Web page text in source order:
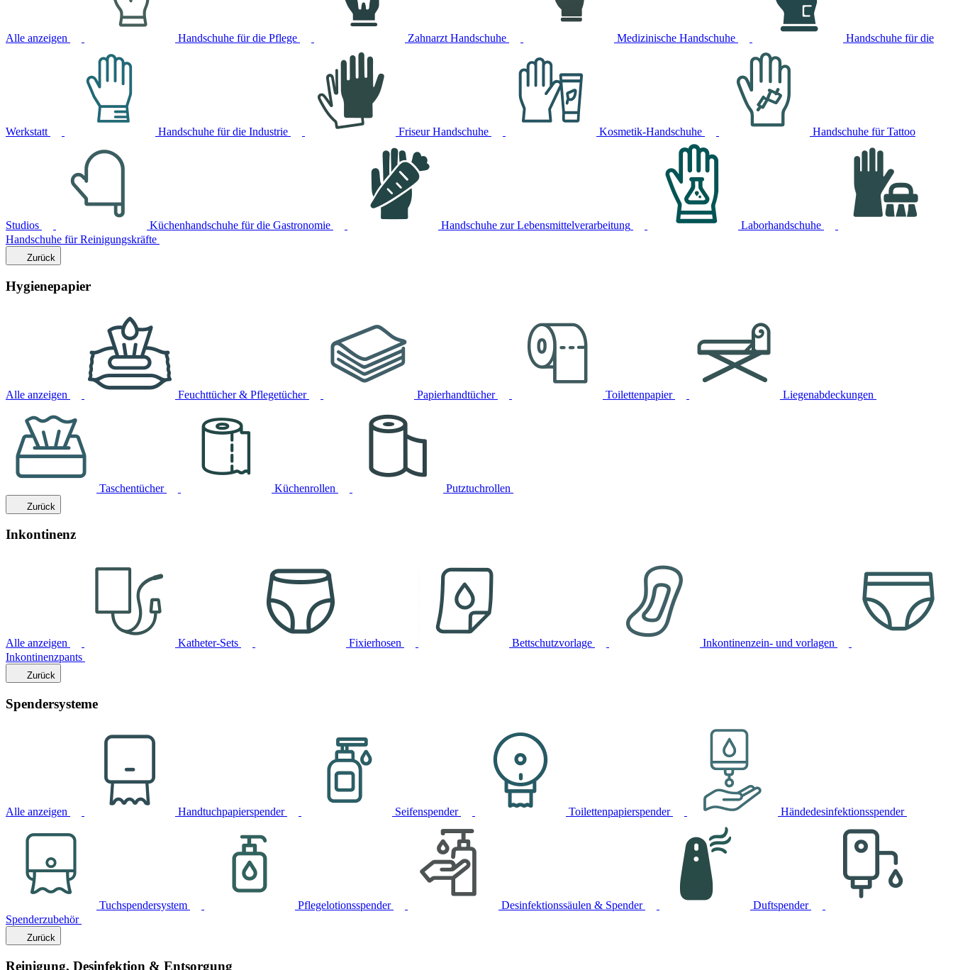
Alle anzeigen Handschuhe für die Pflege Zahnarzt Handschuhe Medizinische Handschuhe Handschuhe für die
Werkstatt Handschuhe für die Industrie Friseur Handschuhe Kosmetik-Handschuhe Handschuhe für Tattoo
Studios Küchenhandschuhe für die Gastronomie Handschuhe zur Lebensmittelverarbeitung
Laborhandschuhe
Handschuhe für Reinigungskräfte
Zurück
Hygienepapier
Alle anzeigen Feuchttücher & Pflegetücher Papierhandtücher Toilettenpapier Liegenabdeckungen
Taschentücher Küchenrollen Putztuchrollen
Zurück
Inkontinenz
Alle anzeigen Katheter-Sets Fixierhosen Bettschutzvorlage
Inkontinenzein- und vorlagen
Inkontinenzpants
Zurück
Spendersysteme
Alle anzeigen Handtuchpapierspender Seifenspender Toilettenpapierspender Händedesinfektionsspender
Tuchspendersystem Pflegelotionsspender Desinfektionssäulen & Spender
Duftspender
Spenderzubehör
Zurück
Reinigung, Desinfektion & Entsorgung